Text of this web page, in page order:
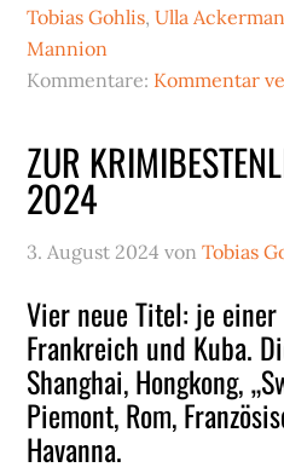
Tobias Gohlis,Ulla
Mannion
Kommentare: Kommentar
ZUR
2024
3. August 2024 vonTobias
Vier neue Titel: je einer
Frankreich und Kuba.
Shanghai, Hongkong,
Piemont, Rom,
Havanna.